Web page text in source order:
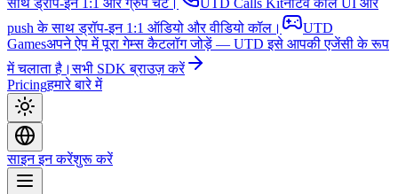
साथ ड्रॉप-इन 1:1 और ग्रुप चैट।
UTD Calls Kitनेटिव कॉल UI और
push के साथ ड्रॉप-इन 1:1 ऑडियो और वीडियो कॉल।
UTD
Gamesअपने ऐप में पूरा गेम्स कैटलॉग जोड़ें — UTD इसे आपकी एजेंसी के रूप
में चलाता है।सभी SDK ब्राउज़ करें
Pricingहमारे बारे में
साइन इन करेंशुरू करें